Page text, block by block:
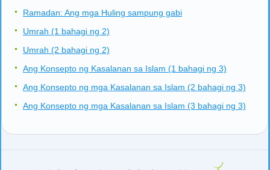
Ramadan: Ang mga Huling sampung gabi
Umrah (1 bahagi ng 2)
Umrah (2 bahagi ng 2)
Ang Konsepto ng Kasalanan sa Islam (1 bahagi ng 3)
Ang Konsepto ng mga Kasalanan sa Islam (2 bahagi ng 3)
Ang Konsepto ng mga Kasalanan sa Islam (3 bahagi ng 3)